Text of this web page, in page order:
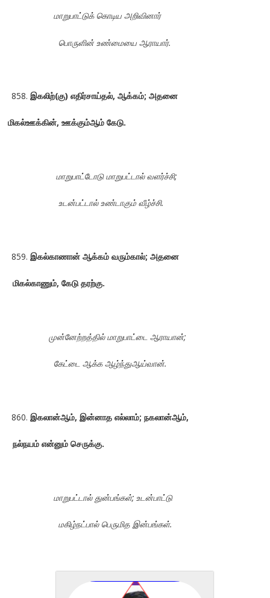
மாறுபாட்டுக் கொடிய அறிவினார்
பொருளின் உண்மையை ஆராயார்.
இகலிற்(கு) எதிர்சாய்தல், ஆக்கம்; அதனை
மிகல்ஊக்கின், ஊக்கும்ஆம் கேடு.
மாறுபாட்டோடு மாறுபட்டால் வளர்ச்சி;
உடன்பட்டால் உண்டாகும் வீழ்ச்சி.
இகல்காணான் ஆக்கம் வரும்கால்; அதனை
மிகல்காணும், கேடு தரற்கு.
முன்னேற்றத்தில் மாறுபாட்டை ஆராயான்;
கேட்டை ஆக்க ஆழ்ந்துஆய்வான்.
இகலான்ஆம், இன்னாத எல்லாம்; நகலான்ஆம்,
நல்நயம் என்னும் செருக்கு.
மாறுபட்டால் துன்பங்கள்; உடன்பாட்டு
மகிழ்நட்பால் பெருமித இன்பங்கள்.